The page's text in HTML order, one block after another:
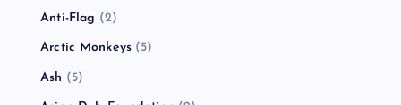
Anti-Flag (2)
Arctic Monkeys (5)
Ash (5)